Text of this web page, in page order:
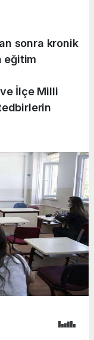
sonra kronik
eğitim
İlçe Milli